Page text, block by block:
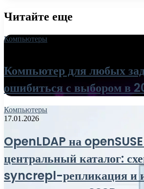
Читайте еще
Компьютеры
Компьютер для любых
ошибиться с выбором в
Компьютеры
17.01.2026
OpenLDAP на
центральный каталог:
syncrepl-репликация и